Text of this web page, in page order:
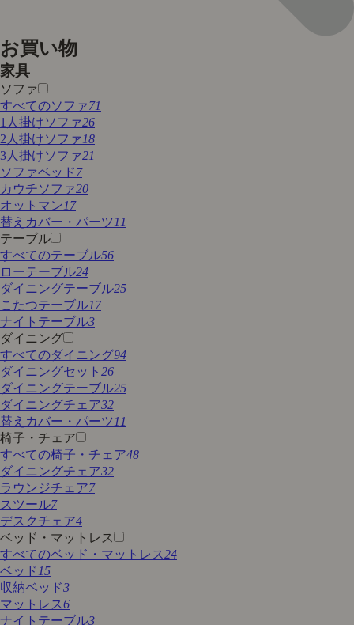
お買い物
家具
ソファ
すべてのソファ71
1人掛けソファ26
2人掛けソファ 18
3人掛けソファ21
ソファベッド7
カウチソファ20
オットマン17
替えカバー・パーツ 11
テーブル
すべてのテーブル56
ローテーブル24
ダイニングテーブル25
こたつテーブル17
ナイトテーブル3
ダイニング
すべてのダイニング94
ダイニングセット 26
ダイニングテーブル25
ダイニングチェア32
替えカバー・パーツ 11
椅子・チェア
すべての椅子・チェア48
ダイニングチェア32
ラウンジチェア7
スツール7
デスクチェア4
ベッド・マットレス
すべてのベッド・マットレス24
ベッド 15
収納ベッド3
マットレス6
ナイトテーブル3